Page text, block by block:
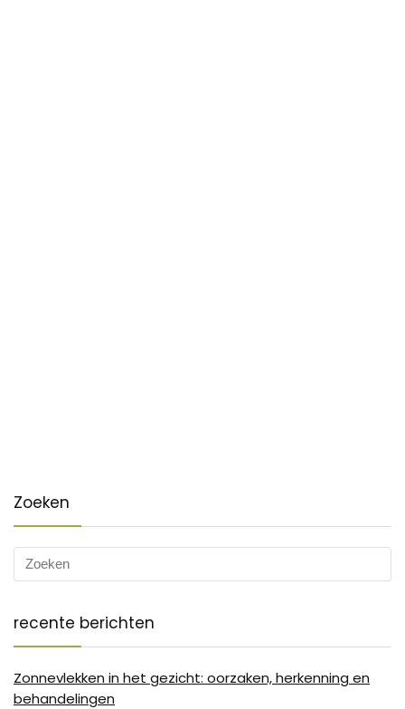
Zoeken
recente berichten
Zonnevlekken in het gezicht: oorzaken, herkenning en
behandelingen